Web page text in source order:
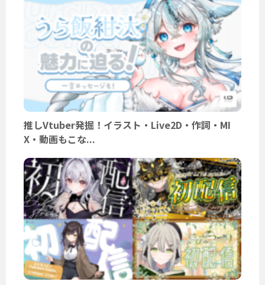
推しVtuber発掘！イラスト・Live2D・作詞・MI
X・動画もこな...